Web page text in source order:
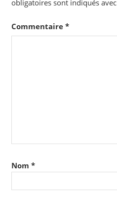
obligatoires sont indiqués avec
Commentaire *
Nom *